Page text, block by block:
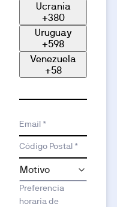
Ucrania
+380
Uruguay
+598
Venezuela
+58
Email *
Código Postal *
Preferencia
horaria de